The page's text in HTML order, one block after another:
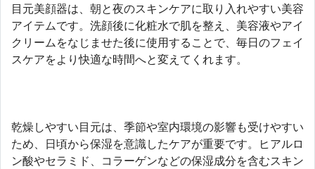
目元美顔器は、朝と夜のスキンケアに取り入れやすい美容
アイテムです。洗顔後に化粧水で肌を整え、美容液やアイ
クリームをなじませた後に使用することで、毎日のフェイ
スケアをより快適な時間へと変えてくれます。
乾燥しやすい目元は、季節や室内環境の影響も受けやすい
ため、日頃から保湿を意識したケアが重要です。ヒアルロ
ン酸やセラミド、コラーゲンなどの保湿成分を含むスキン